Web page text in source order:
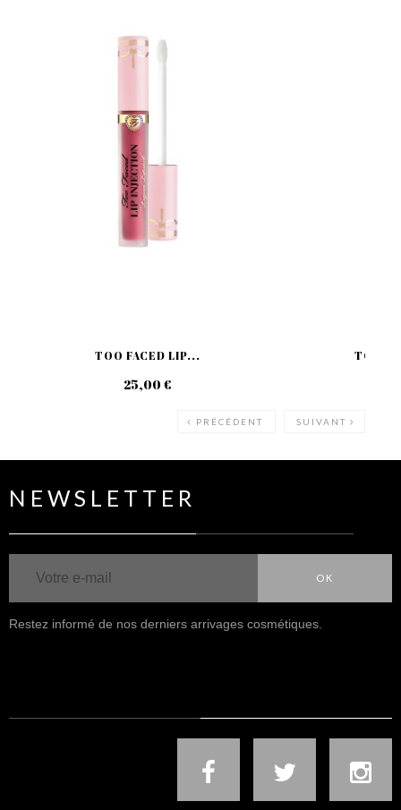
TOO FACED LIP...
25,00 €
TOO
PRÉCÉDENT SUIVANT
NEWSLETTER
OK
Restez informé de nos derniers arrivages cosmétiques.